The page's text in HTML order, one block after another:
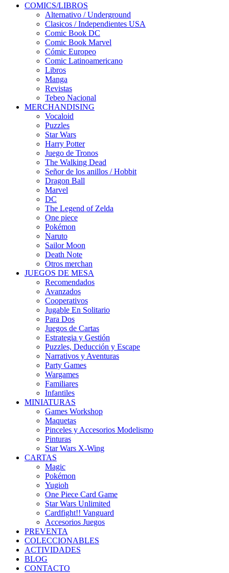
COMICS/LIBROS
Alternativo / Underground
Clasicos / Independientes USA
Comic Book DC
Comic Book Marvel
Cómic Europeo
Comic Latinoamericano
Libros
Manga
Revistas
Tebeo Nacional
MERCHANDISING
Vocaloid
Puzzles
Star Wars
Harry Potter
Juego de Tronos
The Walking Dead
Señor de los anillos / Hobbit
Dragon Ball
Marvel
DC
The Legend of Zelda
One piece
Pokémon
Naruto
Sailor Moon
Death Note
Otros merchan
JUEGOS DE MESA
Recomendados
Avanzados
Cooperativos
Jugable En Solitario
Para Dos
Juegos de Cartas
Estrategia y Gestión
Puzzles, Deducción y Escape
Narrativos y Aventuras
Party Games
Wargames
Familiares
Infantiles
MINIATURAS
Games Workshop
Maquetas
Pinceles y Accesorios Modelismo
Pinturas
Star Wars X-Wing
CARTAS
Magic
Pokémon
Yugioh
One Piece Card Game
Star Wars Unlimited
Cardfight!! Vanguard
Accesorios Juegos
PREVENTA
COLECCIONABLES
ACTIVIDADES
BLOG
CONTACTO